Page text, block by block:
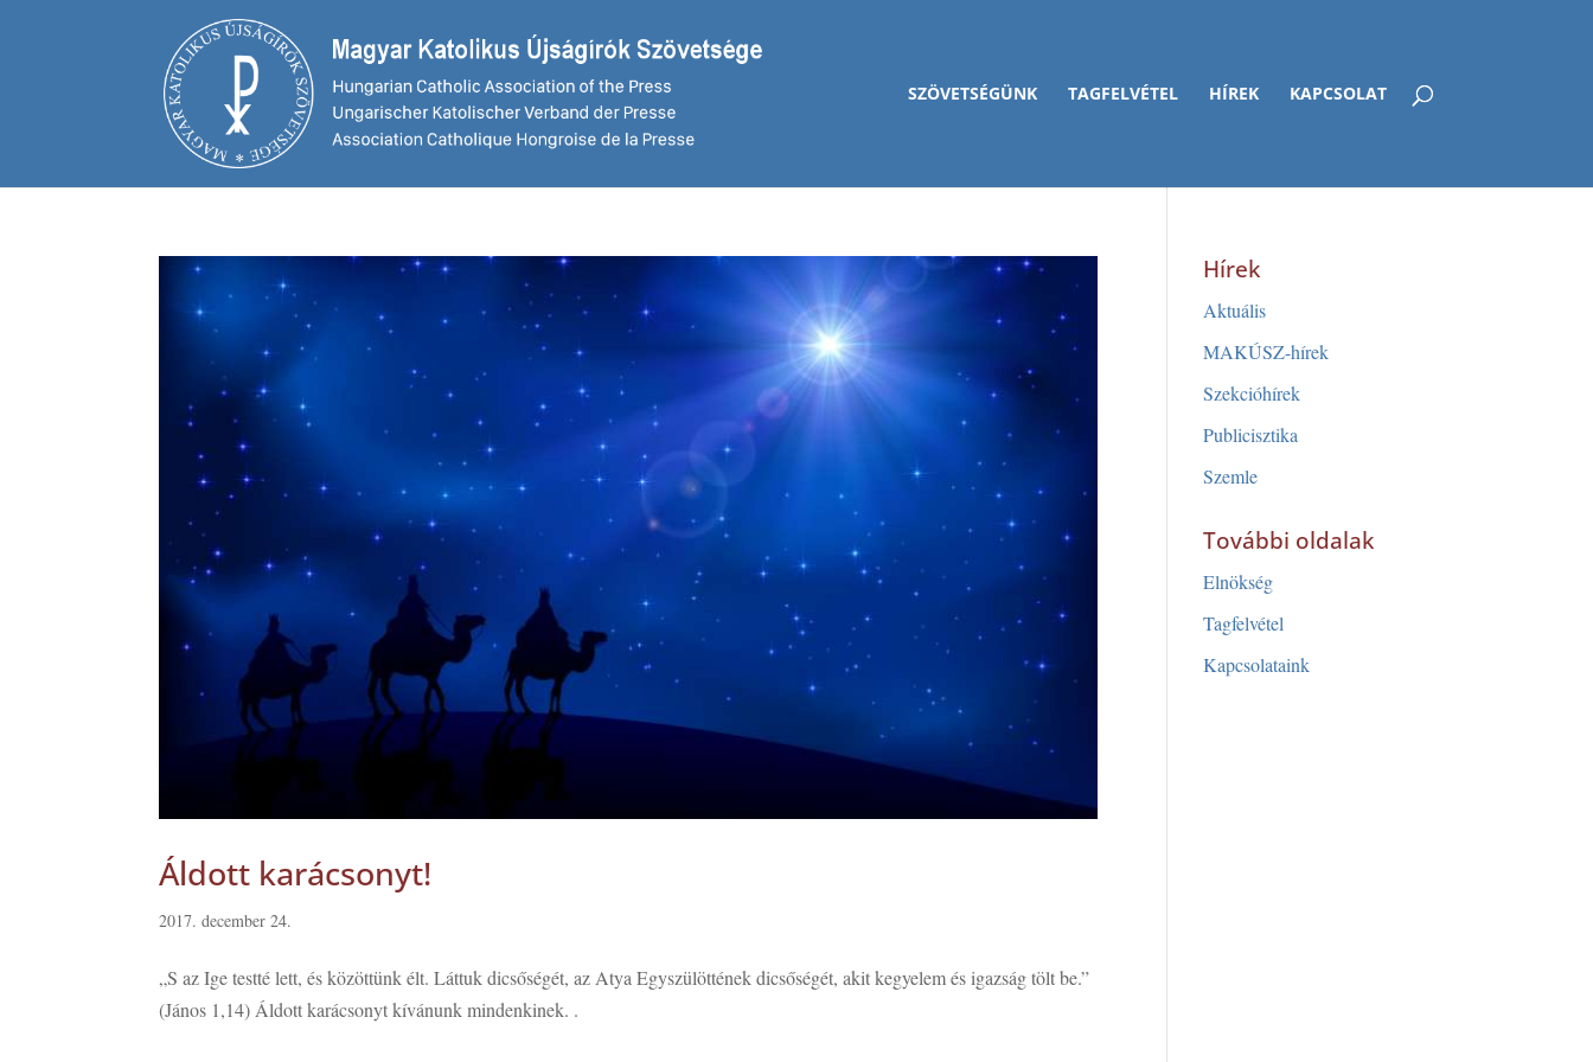
SZÖVETSÉGÜNK TAGFELVÉTEL HÍREK KAPCSOLAT
Áldott karácsonyt!
2017. december 24.
„S az Ige testté lett, és közöttünk élt. Láttuk dicsőségét, az Atya Egyszülöttének dicsőségét, akit kegyelem és igazság tölt be.”
(János 1,14) Áldott karácsonyt kívánunk mindenkinek. .
Hírek
Aktuális
MAKÚSZ-hírek
Szekcióhírek
Publicisztika
Szemle
További oldalak
Elnökség
Tagfelvétel
Kapcsolataink